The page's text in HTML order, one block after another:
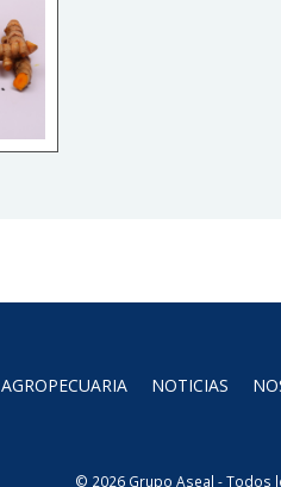
AGROPECUARIA NOTICIAS
© 2026 Grupo Aseal - Todos